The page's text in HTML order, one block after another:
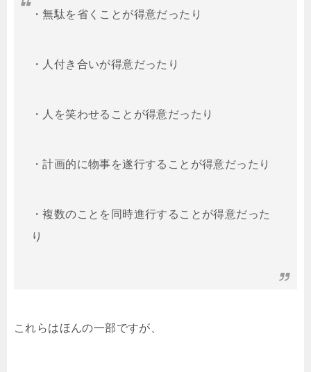
・無駄を省くことが得意だったり
・人付き合いが得意だったり
・人を笑わせることが得意だったり
・計画的に物事を遂行することが得意だったり
・複数のことを同時進行することが得意だった
り
これらはほんの一部ですが、